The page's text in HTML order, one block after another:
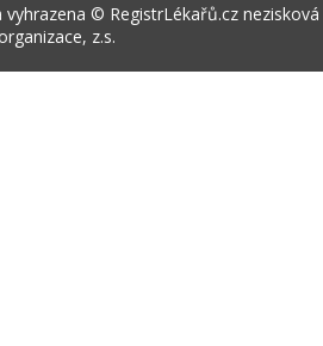
vyhrazena © RegistrLékařů.cz nezisková
z.s.